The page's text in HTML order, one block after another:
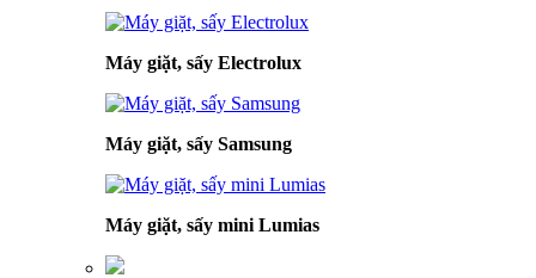
Máy giặt, sấy Electrolux
Máy giặt, sấy Samsung
Máy giặt, sấy mini Lumias